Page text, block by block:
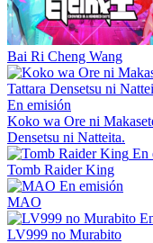
Bai Ri Cheng Wang
En emisión
Koko wa Ore ni
Densetsu ni Natteita.
En
Tomb Raider King
En emisión
MAO
LV999 no Murabito